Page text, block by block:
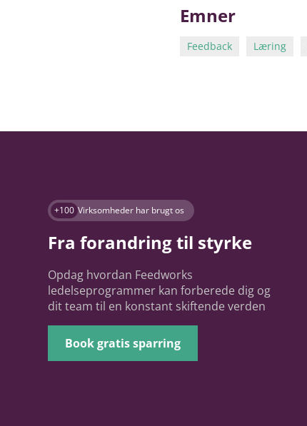
Emner
Feedback Læring
+100 Virksomheder har brugt os
Fra forandring til styrke
Opdag hvordan Feedworks
ledelseprogrammer kan forberede dig og
dit team til en konstant skiftende verden
Book gratis sparring